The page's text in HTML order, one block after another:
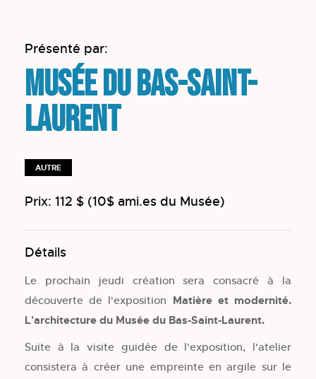
Présenté par:
Musée du Bas-Saint-
Laurent
AUTRE
Prix: 112 $ (10$ ami.es du Musée)
Détails
Le prochain jeudi création sera consacré à la
découverte de l'exposition Matière et modernité.
L'architecture du Musée du Bas-Saint-Laurent.
Suite à la visite guidée de l'exposition, l'atelier
consistera à créer une empreinte en argile sur le